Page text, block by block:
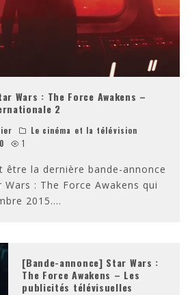
Wars : The Force Awakens –
2
Le cinéma et la télévision
0 1
être la dernière bande-annonce
: The Force Awakens qui
2015....
[Bande-annonce] Star Wars :
The Force Awakens – Les
publicités télévisuelles